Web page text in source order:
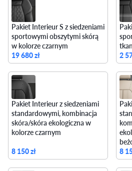
Pakiet Interieur S z siedzeniami
sportowymi obszytymi skórą
w kolorze czarnym
19 680 zł
2
Pakiet Interieur z siedzeniami
standardowymi, kombinacja
skóra/skóra ekologiczna w
kolorze czarnym
8 150 zł
8